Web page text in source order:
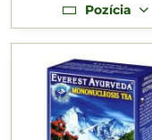
Pozícia